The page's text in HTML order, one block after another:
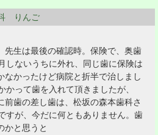
りんご
先生は最後の確認時。保険で、奥歯
しないうちに外れ、同じ歯に保険は
なかったけど病院と折半で治しまし
って歯を入れて頂きましたが、
歯の差し歯は、松坂の森本歯科さ
すが、今だに何ともありません。歯
かと思うと